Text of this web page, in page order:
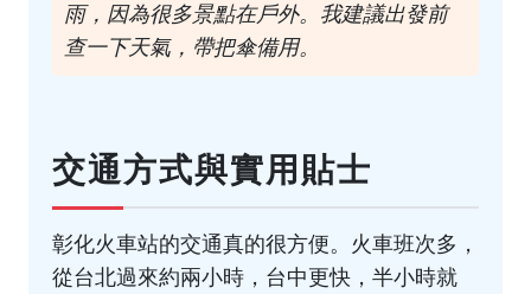
雨，因為很多景點在戶外。我建議出發前
查一下天氣，帶把傘備用。
交通方式與實用貼士
彰化火車站的交通真的很方便。火車班次多，
從台北過來約兩小時，台中更快，半小時就